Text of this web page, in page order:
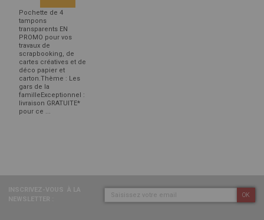
Pochette de 4
tampons
transparents EN
PROMO pour vos
travaux de
scrapbooking, de
cartes créatives et de
déco papier et
carton.Thème : Les
gars de la
familleExceptionnel :
livraison GRATUITE*
pour ce ...
OK